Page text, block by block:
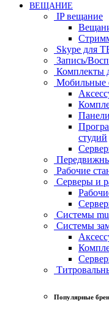
ВЕЩАНИЕ
IP вещание
Skype для
Запись/
Комплекты
Мобильные
студий
Рабочие
Серверы и
Системы
Системы
Популярные